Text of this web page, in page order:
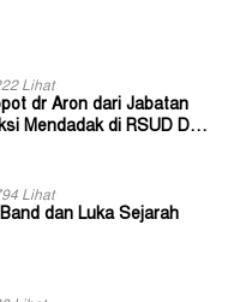
Lihat
dr Aron dari Jabatan
Mendadak di RSUD Dok
Lihat
dan Luka Sejarah